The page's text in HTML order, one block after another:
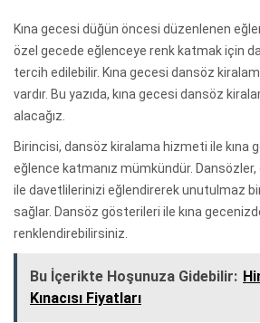
Kına gecesi düğün öncesi düzenlenen
özel gecede eğlenceye renk katmak için
tercih edilebilir. Kına gecesi dansöz
vardır. Bu yazıda, kına gecesi dansöz
alacağız.
Birincisi, dansöz kiralama hizmeti ile kına
eğlence katmanız mümkündür.
ile davetlilerinizi eğlendirerek unutulmaz
sağlar. Dansöz gösterileri ile kına
renklendirebilirsiniz.
Bu İçerikte Hoşunuza Gidebilir:
Kınacısı Fiyatları